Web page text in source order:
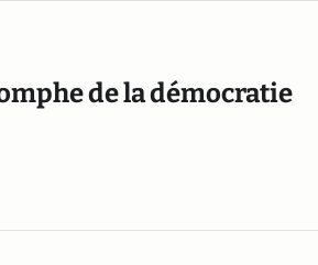
de la démocratie